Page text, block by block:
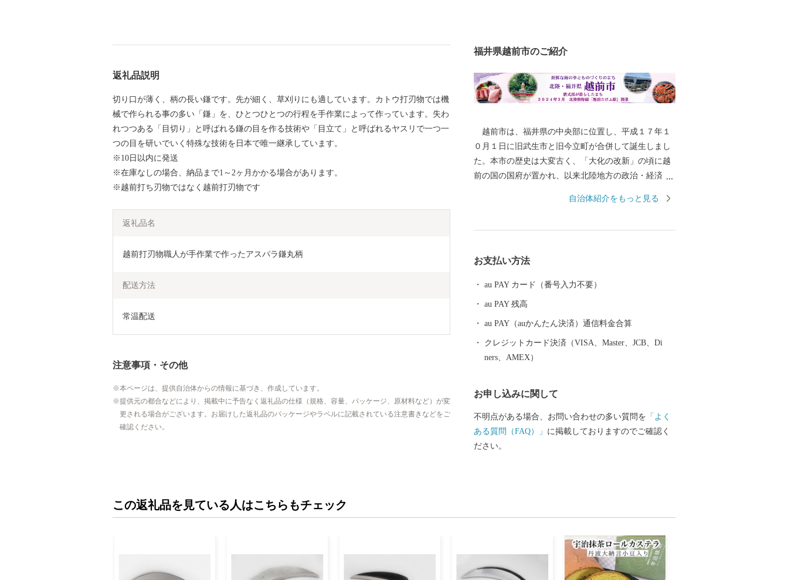
返礼品説明
切り口が薄く、柄の長い鎌です。先が細く、草刈りにも適しています。カトウ打刃物では機
械で作られる事の多い「鎌」を、ひとつひとつの行程を手作業によって作っています。失わ
れつつある「目切り」と呼ばれる鎌の目を作る技術や「目立て」と呼ばれるヤスリで一つ一
つの目を研いでいく特殊な技術を日本で唯一継承しています。
※10日以内に発送
※在庫なしの場合、納品まで1～2ヶ月かかる場合があります。
※越前打ち刃物ではなく越前打刃物です
返礼品名
越前打刃物職人が手作業で作ったアスパラ鎌丸柄
配送方法
常温配送
注意事項・その他
本ページは、提供自治体からの情報に基づき、作成しています。
提供元の都合などにより、掲載中に予告なく返礼品の仕様（規格、容量、パッケージ、原材料など）が変
更される場合がございます。お届けした返礼品のパッケージやラベルに記載されている注意書きなどをご
確認ください。
福井県越前市のご紹介
越前市は、福井県の中央部に位置し、平成１７年１
０月１日に旧武生市と旧今立町が合併して誕生しまし
た。本市の歴史は大変古く、「大化の改新」の頃に越
前の国の国府が置かれ、以来北陸地方の政治・経済・
氏物語」の作者である紫式部が生涯でただ一度、京の
術産業に至るまで幅広い産業が集積し、製造品出荷額
ど、美しい自然を誇る本市は、コウノトリをシンボル
に「生きものと共生する越前市」とし里地里山の保全
再生や環境調和型農業の推進しており、平成２７年９
ルサイトを公開しています。詳しくは、下記「住もっ
自治体紹介をもっと見る
お支払い方法
au PAY カード（番号入力不要）
au PAY 残高
au PAY（auかんたん決済）通信料金合算
クレジットカード決済（VISA、Master、JCB、Di
ners、AMEX）
お申し込みに関して
不明点がある場合、お問い合わせの多い質問を 「よく
ある質問（FAQ）」 に掲載しておりますのでご確認く
ださい。
この返礼品を見ている人はこちらもチェック